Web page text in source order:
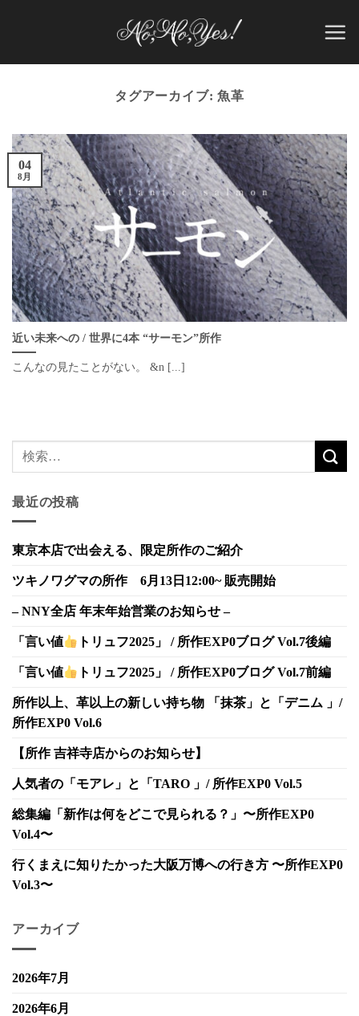
タグアーカイブ:魚革
近い未来への / 世界に4本 “サーモン”所作
こんなの見たことがない。 &n [...]
04
8月
最近の投稿
東京本店で出会える、限定所作のご紹介
ツキノワグマの所作 6月13日12:00~ 販売開始
– NNY全店 年末年始営業のお知らせ –
「言い値 トリュフ2025」 / 所作EXP0ブログ Vol.7後編
「言い値 トリュフ2025」 / 所作EXP0ブログ Vol.7前編
所作以上、革以上の新しい持ち物 「抹茶」と「デニム 」/
所作EXP0 Vol.6
【所作 吉祥寺店からのお知らせ】
人気者の「モアレ」と「TARO 」/ 所作EXP0 Vol.5
総集編「新作は何をどこで見られる？」〜所作EXP0
Vol.4〜
行くまえに知りたかった大阪万博への行き方 〜所作EXP0
Vol.3〜
アーカイブ
2026年7月
2026年6月